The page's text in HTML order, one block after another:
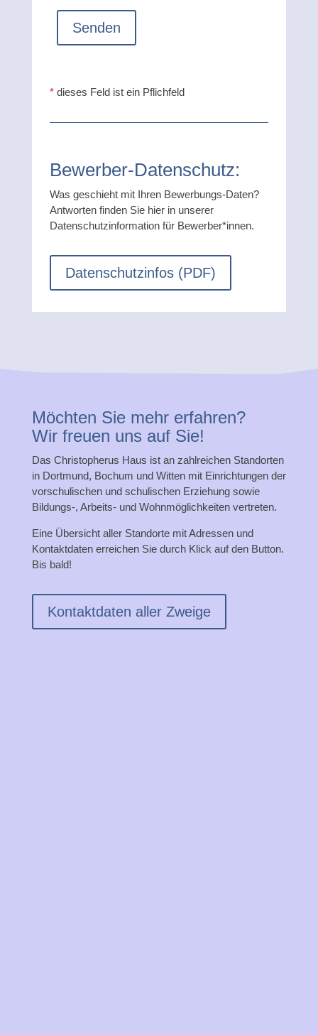
*dieses Feld ist ein Pflichfeld
Bewerber-Datenschutz:
Was geschieht mit Ihren Bewerbungs-Daten?
Antworten finden Sie hier in unserer
Datenschutzinformation für Bewerber*innen.
Datenschutzinfos (PDF)
Möchten Sie mehr erfahren?
Wir freuen uns auf Sie!
Das Christopherus Haus ist an zahlreichen Standorten
in Dortmund, Bochum und Witten mit Einrichtungen der
vorschulischen und schulischen Erziehung sowie
Bildungs-, Arbeits- und Wohnmöglichkeiten vertreten.
Eine Übersicht aller Standorte mit Adressen und
Kontaktdaten erreichen Sie durch Klick auf den Button.
Bis bald!
Kontaktdaten aller Zweige